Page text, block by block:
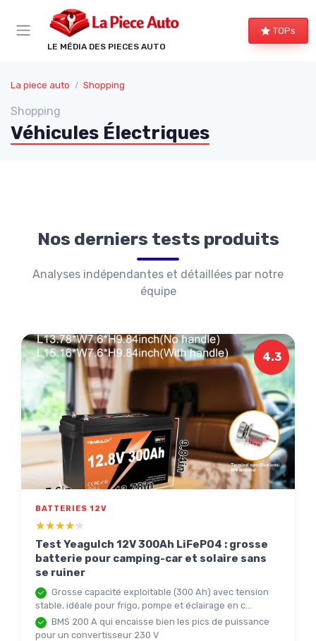
LE MÉDIA DES PIECES AUTO
TOPs
La piece auto Shopping
Shopping
Véhicules Électriques
Nos derniers tests produits
Analyses indépendantes et détaillées par notre
équipe
4.3
BATTERIES 12V
★★★★★
★★★★★
Test Yeagulch 12V 300Ah LiFePO4 : grosse
batterie pour camping-car et solaire sans
se ruiner
Grosse capacité exploitable (300 Ah) avec tension
stable, idéale pour frigo, pompe et éclairage en c...
BMS 200 A qui encaisse bien les pics de puissance
pour un convertisseur 230 V
Panneau de gestion des cookies